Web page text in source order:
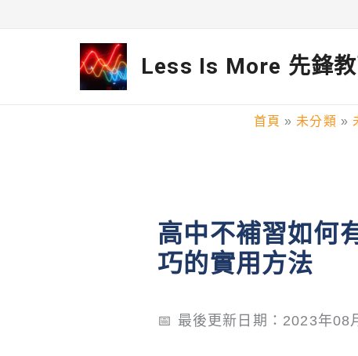
Less Is More 先鋒
首頁 未分類
高中不補習如何
巧的實用方法
📅 最後更新日期：2023年08